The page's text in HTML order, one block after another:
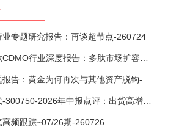
业专题研究报告：再谈超节点-260724
东吴证券-宁德时代-300750-2026年中报点评：出货高增业绩稳健，回购彰显龙头信心-260726
高频跟踪~07/26期-260726